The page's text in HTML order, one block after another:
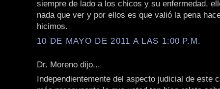
siempre de lado a los chicos y su enfermedad,
nada que ver y por ellos es que valió la pena
hicimos.
10 DE MAYO DE 2011 A LAS 1:00 P.M.
Dr. Moreno dijo...
Independientemente del aspecto judicial de este